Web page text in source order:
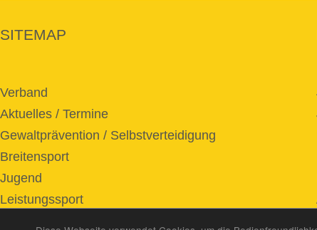
SITEMAP
Verband
Aktuelles / Termine
Gewaltprävention / Selbstverteidigung
Breitensport
Jugend
Leistungssport